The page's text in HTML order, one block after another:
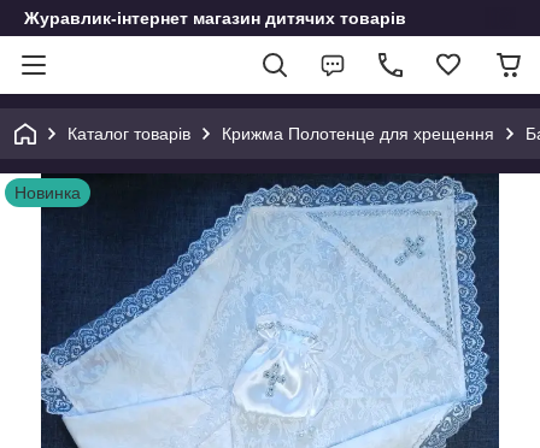
Журавлик-інтернет магазин дитячих товарів
Каталог товарів Крижма Полотенце для хрещення
Новинка